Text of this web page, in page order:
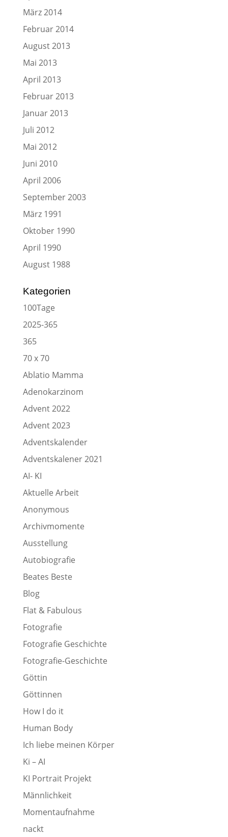
März 2014
Februar 2014
August 2013
Mai 2013
April 2013
Februar 2013
Januar 2013
Juli 2012
Mai 2012
Juni 2010
April 2006
September 2003
März 1991
Oktober 1990
April 1990
August 1988
Kategorien
100Tage
2025-365
365
70 x 70
Ablatio Mamma
Adenokarzinom
Advent 2022
Advent 2023
Adventskalender
Adventskalener 2021
AI- KI
Aktuelle Arbeit
Anonymous
Archivmomente
Ausstellung
Autobiografie
Beates Beste
Blog
Flat & Fabulous
Fotografie
Fotografie Geschichte
Fotografie-Geschichte
Göttin
Göttinnen
How I do it
Human Body
Ich liebe meinen Körper
Ki – AI
KI Portrait Projekt
Männlichkeit
Momentaufnahme
nackt